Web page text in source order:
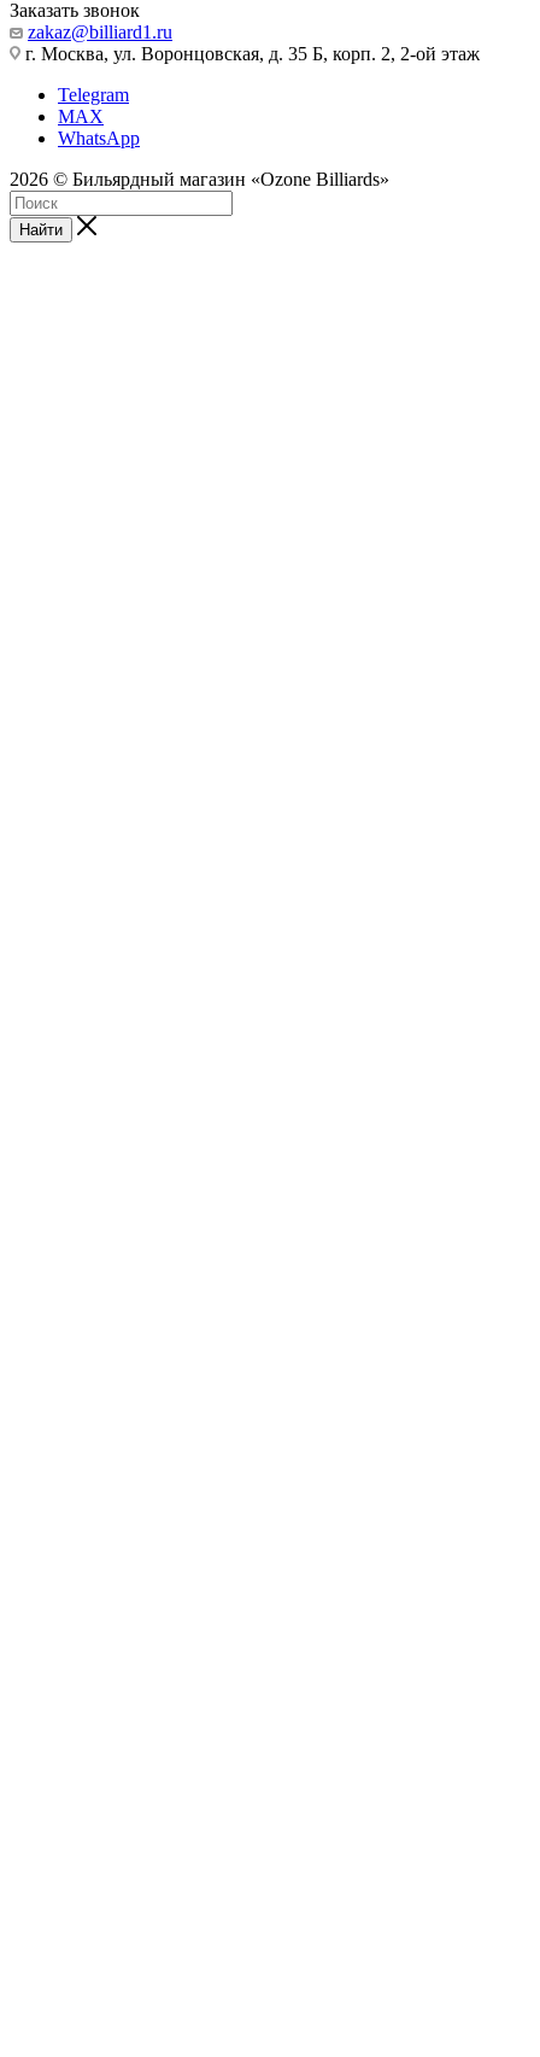
Заказать звонок
zakaz@billiard1.ru
г. Москва, ул. Воронцовская, д. 35 Б, корп. 2, 2-ой этаж
Telegram
MAX
WhatsApp
2026 © Бильярдный магазин «Ozone Billiards»
Найти